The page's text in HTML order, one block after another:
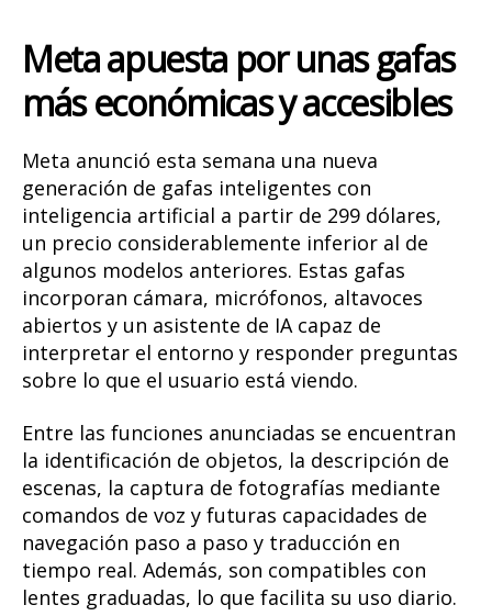
Meta apuesta por unas gafas
más económicas y accesibles
Meta anunció esta semana una nueva
generación de gafas inteligentes con
inteligencia artificial a partir de 299 dólares,
un precio considerablemente inferior al de
algunos modelos anteriores. Estas gafas
incorporan cámara, micrófonos, altavoces
abiertos y un asistente de IA capaz de
interpretar el entorno y responder preguntas
sobre lo que el usuario está viendo.
Entre las funciones anunciadas se encuentran
la identificación de objetos, la descripción de
escenas, la captura de fotografías mediante
comandos de voz y futuras capacidades de
navegación paso a paso y traducción en
tiempo real. Además, son compatibles con
lentes graduadas, lo que facilita su uso diario.